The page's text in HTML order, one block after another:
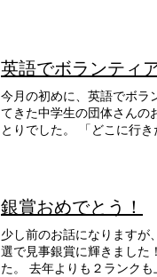
英語でボランティ
今月の初めに、英語でボランティアガイ
てきた中学生の団体さんのお買い物のサポート！ 彼らはもち
とりでした。 「どこに行
た途端、わーっと散らばっ
んでる姿はどこの国の子も
て実感した1日でした。
銀賞おめでとう！
少し前のお話になりますが
選で見事銀賞に輝きました
た。 去年よりも２ランク